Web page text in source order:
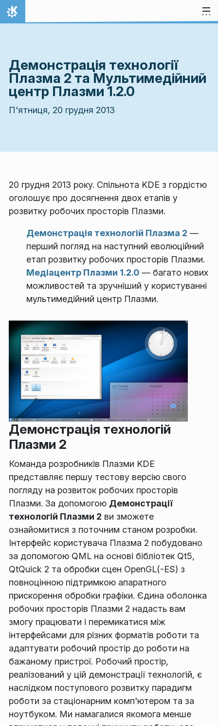
Перейти до вмісту
Домівка
Демонстрація технології
Плазма 2 та Мультимедійний
центр Плазми 1.2.0
П'ятниця, 20 грудня 2013
20 грудня 2013 року. Спільнота KDE з гордістю
оголошує про досягнення двох етапів у
розвитку робочих просторів Плазми.
Демонстрація технологій Плазма 2 —
перший погляд на наступний еволюційний
етап розвитку робочих просторів Плазми.
Медіацентр Плазми 1.2.0 — багато нових
можливостей та зручніший у користуванні
мультимедійний центр Плазми.
Демонстрація технологій
Плазми 2
Команда розробників Плазми KDE
представляє першу тестову версію свого
погляду на розвиток робочих просторів
Плазми. За допомогою Демонстрації
технологій Плазми 2 ви зможете
ознайомитися з поточним станом розробки.
Інтерфейс користувача Плазма 2 побудовано
за допомогою QML на основі бібліотек Qt5,
QtQuick 2 та обробки сцен OpenGL(-ES) з
повноцінною підтримкою апаратного
прискорення обробки графіки. Єдина оболонка
робочих просторів Плазми 2 надасть вам
змогу працювати і перемикатися між
інтерфейсами для різних форматів роботи та
адаптувати робочий простір до роботи на
бажаному пристрої. Робочий простір,
реалізований у цій демонстрації технологій, є
наслідком поступового розвитку парадигм
роботи за стаціонарним комп'ютером та за
ноутбуком. Ми намагалися якомога менше